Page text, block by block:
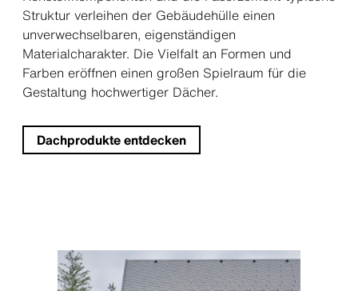
Struktur verleihen der Gebäudehülle einen
unverwechselbaren, eigenständigen
Materialcharakter. Die Vielfalt an Formen und
Farben eröffnen einen großen Spielraum für die
Gestaltung hochwertiger Dächer.
Dachprodukte entdecken